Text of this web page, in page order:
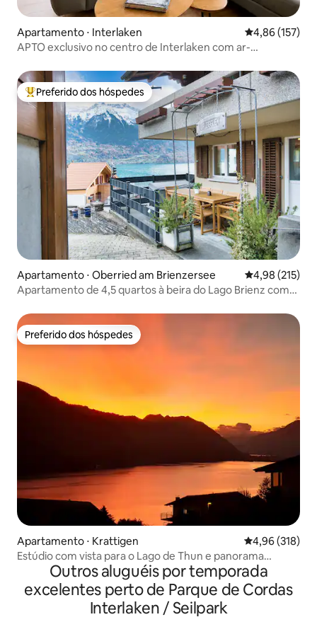
Apartamento ⋅ Interlaken 4,86 de uma
4,86 (157)
APTO exclusivo no centro de Interlaken com ar-
Entre os melhores preferidos dos hóspedes
Preferido dos hóspedes
Apartamento ⋅ Oberried am Brienzersee 4,98 de uma
4,98 (215)
Apartamento de 4,5 quartos à beira do Lago Brienz com
Preferido dos hóspedes
Preferido dos hóspedes
Apartamento ⋅ Krattigen 4,96 de uma
4,96 (318)
Estúdio com vista para o Lago de Thun e panorama
fantásticoOutros aluguéis por temporada
excelentes perto de Parque de Cordas
Interlaken / Seilpark